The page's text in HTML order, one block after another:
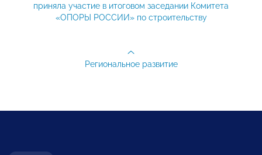
приняла участие в итоговом заседании Комитета
«ОПОРЫ РОССИИ» по строительству
Региональное развитие